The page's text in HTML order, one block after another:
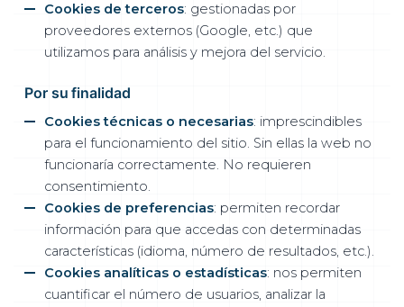
Cookies de terceros: gestionadas por
proveedores externos (Google, etc.) que
utilizamos para análisis y mejora del servicio.
Por su finalidad
Cookies técnicas o necesarias: imprescindibles
para el funcionamiento del sitio. Sin ellas la web no
funcionaría correctamente. No requieren
consentimiento.
Cookies de preferencias: permiten recordar
información para que accedas con determinadas
características (idioma, número de resultados, etc.).
Cookies analíticas o estadísticas: nos permiten
cuantificar el número de usuarios, analizar la